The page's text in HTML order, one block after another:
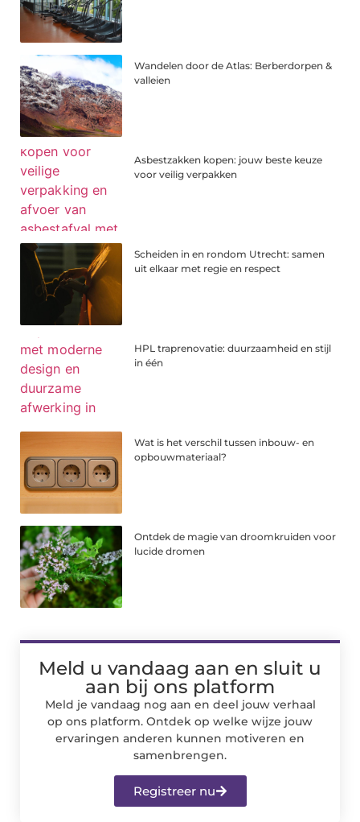
Wandelen door de Atlas: Berberdorpen &
valleien
Asbestzakken kopen: jouw beste keuze
voor veilig verpakken
Scheiden in en rondom Utrecht: samen
uit elkaar met regie en respect
HPL traprenovatie: duurzaamheid en stijl
in één
Wat is het verschil tussen inbouw- en
opbouwmateriaal?
Ontdek de magie van droomkruiden voor
lucide dromen
Meld u vandaag aan en sluit u
aan bij ons platform
Meld je vandaag nog aan en deel jouw verhaal
op ons platform. Ontdek op welke wijze jouw
ervaringen anderen kunnen motiveren en
samenbrengen.
Registreer nu